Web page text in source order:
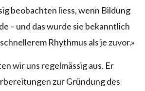
beobachten liess, wenn Bildung
– und das wurde sie bekanntlich
Rhythmus als je zuvor.»
wir uns regelmässig aus. Er
zur Gründung des